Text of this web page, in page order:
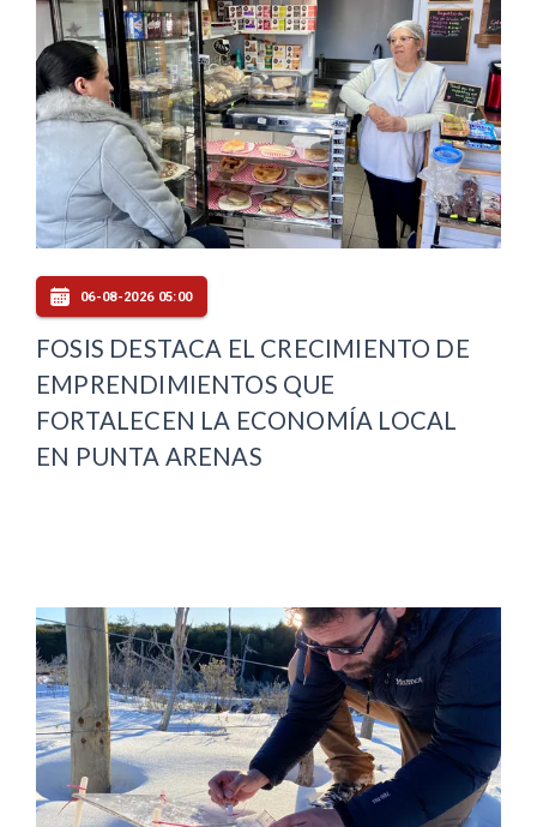
06-08-2026 05:00
FOSIS DESTACA EL CRECIMIENTO DE
EMPRENDIMIENTOS QUE
FORTALECEN LA ECONOMÍA LOCAL
EN PUNTA ARENAS